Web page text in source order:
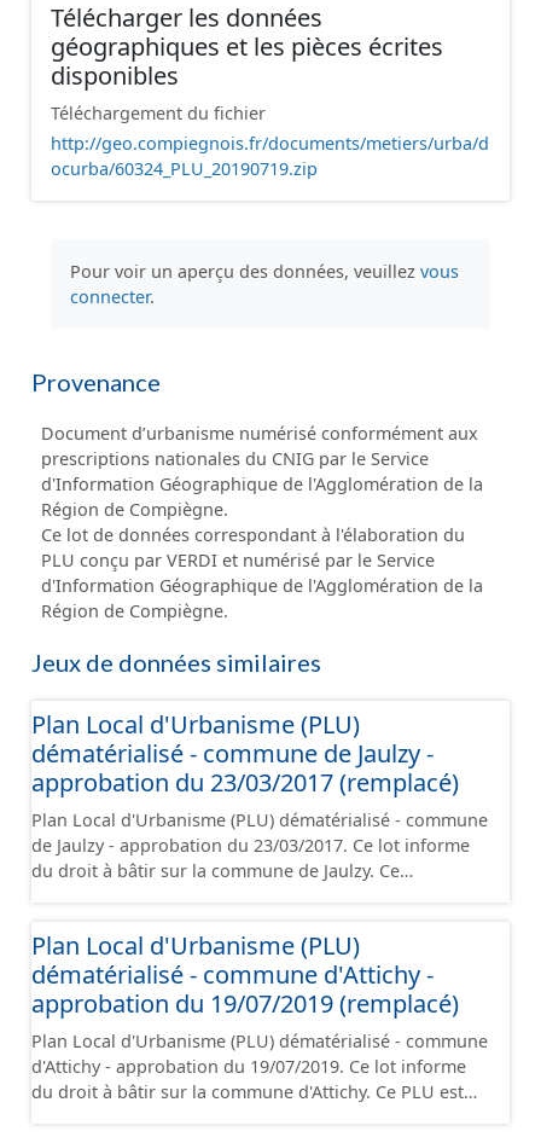
Télécharger les données
géographiques et les pièces écrites
disponibles
Téléchargement du fichier
http://geo.compiegnois.fr/documents/metiers/urba/d
ocurba/60324_PLU_20190719.zip
Pour voir un aperçu des données, veuillez vous
connecter.
Provenance
Document d’urbanisme numérisé conformément aux
prescriptions nationales du CNIG par le Service
d'Information Géographique de l'Agglomération de la
Région de Compiègne.
Ce lot de données correspondant à l'élaboration du
PLU conçu par VERDI et numérisé par le Service
d'Information Géographique de l'Agglomération de la
Région de Compiègne.
Jeux de données similaires
Plan Local d'Urbanisme (PLU)
dématérialisé - commune de Jaulzy -
approbation du 23/03/2017 (remplacé)
Plan Local d'Urbanisme (PLU) dématérialisé - commune
de Jaulzy - approbation du 23/03/2017. Ce lot informe
du droit à bâtir sur la commune de Jaulzy. Ce
administratives, le rapport de présentation, le PADD, le
règlement (à l'exception des plans de zonages), les
annexes, les orientations d'aménagement et les
données géographiques. Malgré l'attention portée à la
création de ces données, il est rappelé que seuls les
documents papier font foi et sont opposables d'un
point de vue juridique.
Plan Local d'Urbanisme (PLU)
dématérialisé - commune d'Attichy -
approbation du 19/07/2019 (remplacé)
Plan Local d'Urbanisme (PLU) dématérialisé - commune
d'Attichy - approbation du 19/07/2019. Ce lot informe
du droit à bâtir sur la commune d'Attichy. Ce PLU est